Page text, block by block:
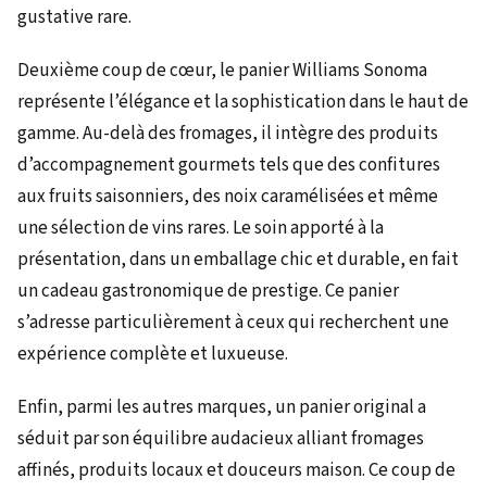
gustative rare.
Deuxième coup de cœur, le panier Williams Sonoma
représente l’élégance et la sophistication dans le haut de
gamme. Au-delà des fromages, il intègre des produits
d’accompagnement gourmets tels que des confitures
aux fruits saisonniers, des noix caramélisées et même
une sélection de vins rares. Le soin apporté à la
présentation, dans un emballage chic et durable, en fait
un cadeau gastronomique de prestige. Ce panier
s’adresse particulièrement à ceux qui recherchent une
expérience complète et luxueuse.
Enfin, parmi les autres marques, un panier original a
séduit par son équilibre audacieux alliant fromages
affinés, produits locaux et douceurs maison. Ce coup de